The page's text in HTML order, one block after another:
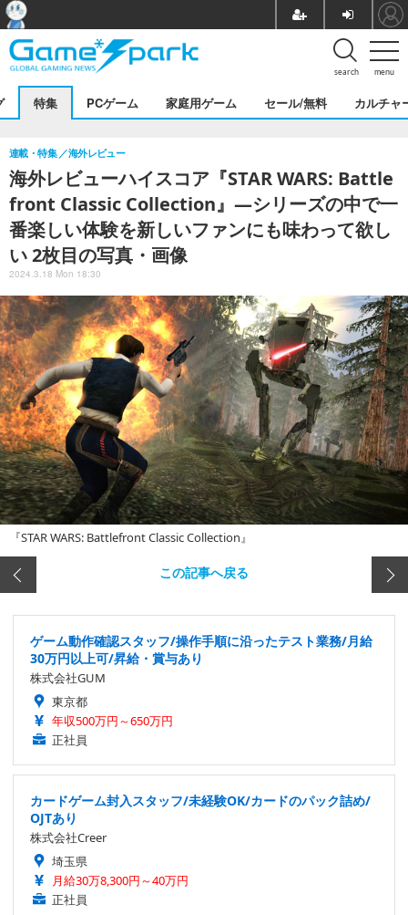
menu
search
特集 PCゲーム 家庭用ゲーム セール/無料 カルチャ
海外レビューハイスコア『STAR WARS: Battle
front Classic Collection』―シリーズの中で一
番楽しい体験を新しいファンにも味わって欲し
い 2枚目の写真・画像
連載・特集 海外レビュー
2024.3.18 Mon 18:30
『STAR WARS: Battlefront Classic Collection』
この記事へ戻る
ゲーム動作確認スタッフ/操作手順に沿ったテスト業務/月給
30万円以上可/昇給・賞与あり
株式会社GUM
東京都
年収500万円～650万円
正社員
カードゲーム封入スタッフ/未経験OK/カードのパック詰め/
OJTあり
株式会社Creer
埼玉県
月給30万8,300円～40万円
正社員